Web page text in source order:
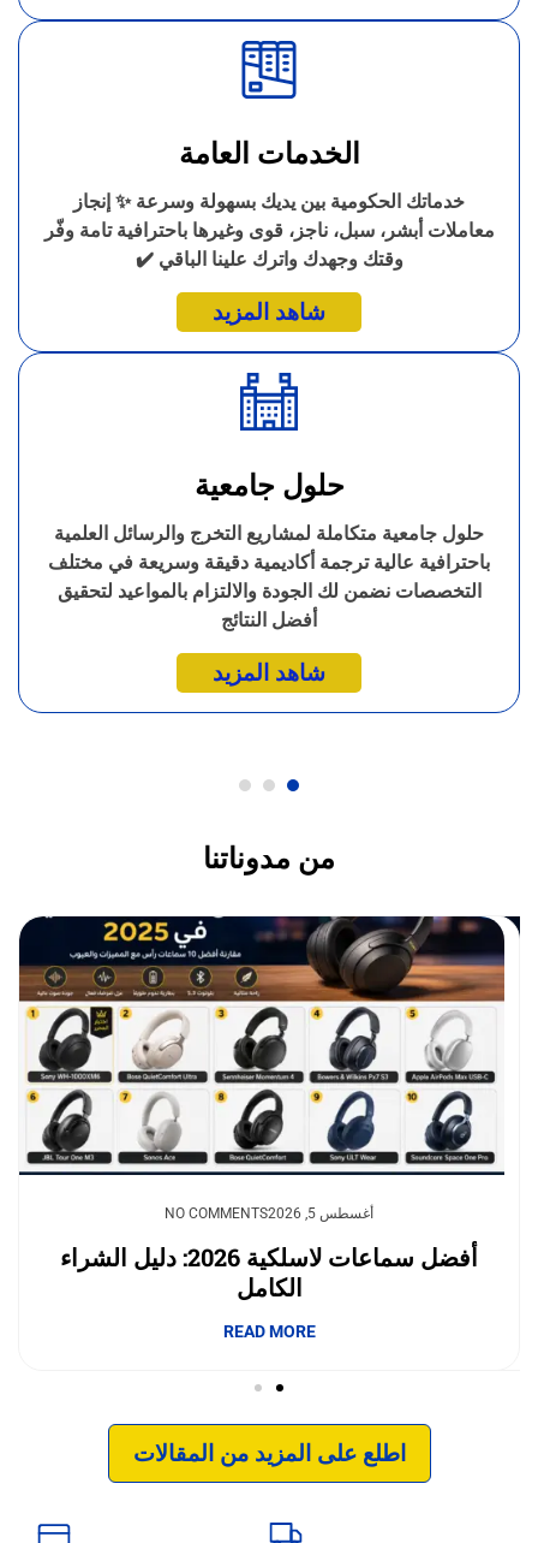
الخدمات العامة
خدماتك الحكومية بين يديك بسهولة وسرعة ✨ إنجاز
معاملات أبشر، سبل، ناجز، قوى وغيرها باحترافية تامة وفّر
وقتك وجهدك واترك علينا الباقي ✔️
شاهد المزيد
حلول جامعية
حلول جامعية متكاملة لمشاريع التخرج والرسائل العلمية
باحترافية عالية ترجمة أكاديمية دقيقة وسريعة في مختلف
التخصصات نضمن لك الجودة والالتزام بالمواعيد لتحقيق
أفضل النتائج
شاهد المزيد
من مدوناتنا
NO COMMENTS
وداعًا لقلق نفاد الشحن.. بطاريات السيليكون
والكربون تغيّر مستقبل الجوالات
READ MORE
أغسطس 5, 2026 NO COMMENTS
أفضل سماعات لاسلكية 2026: دليل الشراء
الكامل
READ MORE
اطلع على المزيد من المقالات